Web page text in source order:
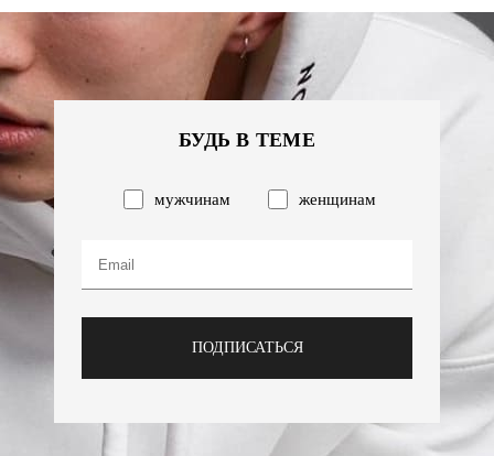
БУДЬ В ТЕМЕ
мужчинам женщинам
ПОДПИСАТЬСЯ